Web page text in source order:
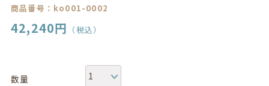
商品番号：ko001-0002
42,240円 （税込）
数量